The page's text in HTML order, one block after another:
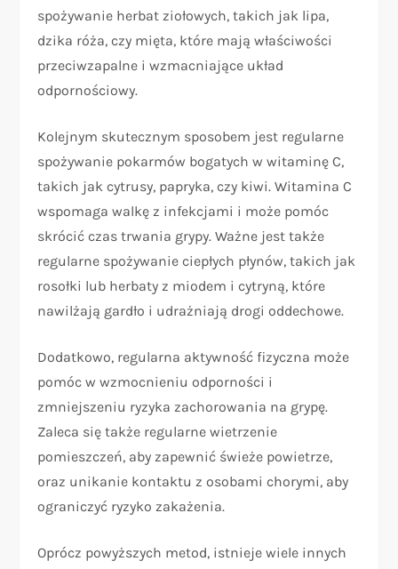
spożywanie herbat ziołowych, takich jak lipa,
dzika róża, czy mięta, które mają właściwości
przeciwzapalne i wzmacniające układ
odpornościowy.
Kolejnym skutecznym sposobem jest regularne
spożywanie pokarmów bogatych w witaminę C,
takich jak cytrusy, papryka, czy kiwi. Witamina C
wspomaga walkę z infekcjami i może pomóc
skrócić czas trwania grypy. Ważne jest także
regularne spożywanie ciepłych płynów, takich jak
rosołki lub herbaty z miodem i cytryną, które
nawilżają gardło i udrażniają drogi oddechowe.
Dodatkowo, regularna aktywność fizyczna może
pomóc w wzmocnieniu odporności i
zmniejszeniu ryzyka zachorowania na grypę.
Zaleca się także regularne wietrzenie
pomieszczeń, aby zapewnić świeże powietrze,
oraz unikanie kontaktu z osobami chorymi, aby
ograniczyć ryzyko zakażenia.
Oprócz powyższych metod, istnieje wiele innych